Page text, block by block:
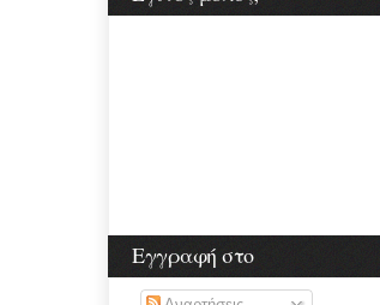
Εγγραφή στο